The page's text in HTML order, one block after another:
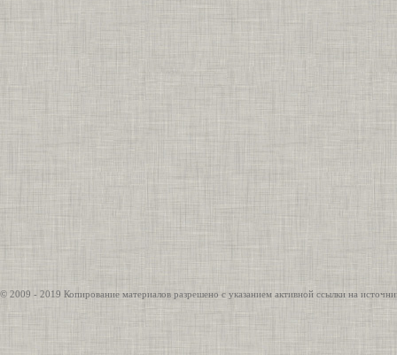
© 2009 - 2019 Копирование материалов разрешено с указанием активной ссылки на